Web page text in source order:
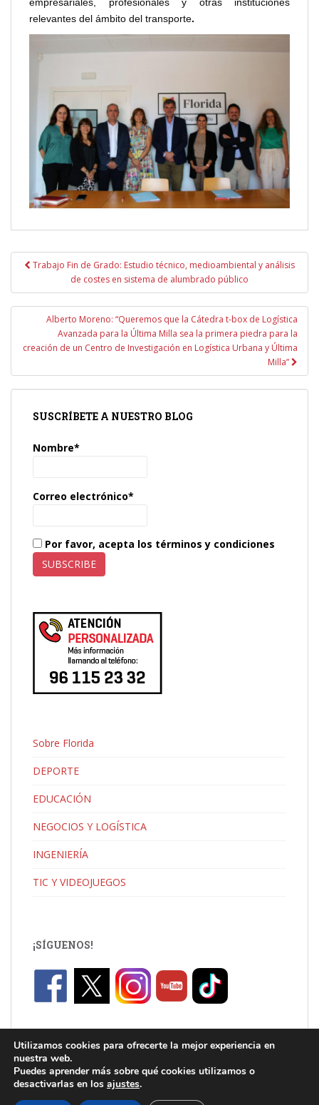
relevantes del ámbito del transporte.
Navegación
entradas
Trabajo Fin de Grado: Estudio técnico, medioambiental y análisis
de costes en sistema de alumbrado público
Alberto Moreno: “Queremos que la Cátedra t-box de Logística
Avanzada para la Última Milla sea la primera piedra para la
creación de un Centro de Investigación en Logística Urbana y Última
Milla”
SUSCRÍBETE A NUESTRO BLOG
Nombre*
Correo electrónico*
Por favor, acepta los términos y condiciones
Sobre Florida
DEPORTE
EDUCACIÓN
NEGOCIOS Y LOGÍSTICA
INGENIERÍA
TIC Y VIDEOJUEGOS
¡SÍGUENOS!
C/ Jaume I, Catarroja |info.uni@florida-uni.es
Utilizamos cookies para ofrecerte la mejor experiencia en
nuestra web.
Puedes aprender más sobre qué cookies utilizamos o
desactivarlas en los ajustes.